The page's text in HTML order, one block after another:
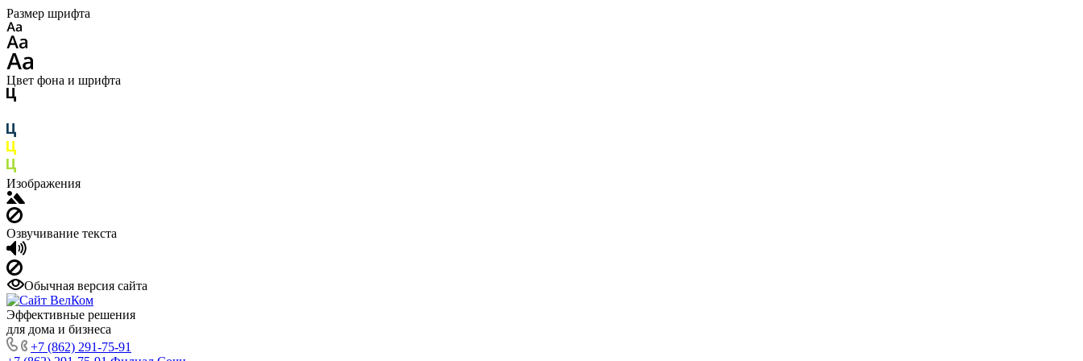
Размер шрифта
Цвет фона и шрифта
Изображения
Озвучивание текста
Обычная версия сайта
Эффективные решения
для дома и бизнеса
+7 (862) 291-75-91